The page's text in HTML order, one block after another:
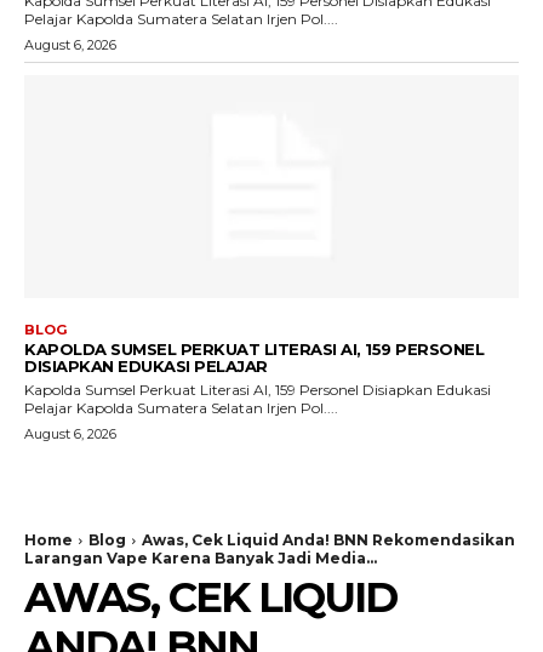
Pelajar Kapolda Sumatera Selatan Irjen Pol....
August 6, 2026
BLOG
KAPOLDA SUMSEL PERKUAT LITERASI AI, 159 PERSONEL
DISIAPKAN EDUKASI PELAJAR
Kapolda Sumsel Perkuat Literasi AI, 159 Personel Disiapkan Edukasi
Pelajar Kapolda Sumatera Selatan Irjen Pol....
August 6, 2026